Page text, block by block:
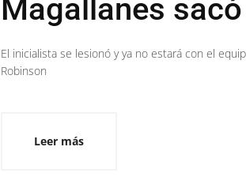
Magallanes
El inicialista se lesionó y ya no estará con el
Robinson
Leer más